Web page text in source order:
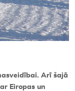
Arī šajā
Eiropas un